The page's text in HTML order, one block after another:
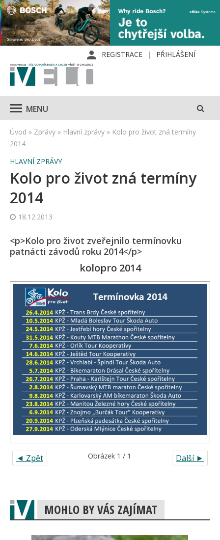
REGISTRACE PŘIHLÁŠENÍ
MENU
Úvod » Zprávy » Hlavní zprávy » Kolo pro život zná termíny
2014
HLAVNÍ ZPRÁVY
Kolo pro život zná termíny
2014
18.12.2013
<p>Kolo pro život zveřejnilo termínovku
patnácti závodů roku 2014</p>
kolopro 2014
◄ Zpět Další ►
Obrázek 1 / 1
MOHLO BY VÁS ZAJÍMAT